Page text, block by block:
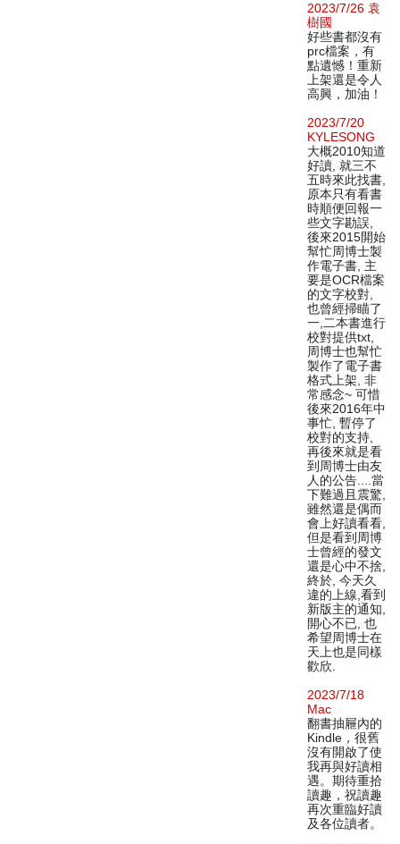
2023/7/26 袁
樹國
好些書都沒有
prc檔案，有
點遺憾！重新
上架還是令人
高興，加油！
2023/7/20
KYLESONG
大概2010知道
好讀, 就三不
五時來此找書,
原本只有看書
時順便回報一
些文字勘誤,
後來2015開始
幫忙周博士製
作電子書, 主
要是OCR檔案
的文字校對,
也曾經掃瞄了
一,二本書進行
校對提供txt,
周博士也幫忙
製作了電子書
格式上架, 非
常感念~ 可惜
後來2016年中
事忙, 暫停了
校對的支持,
再後來就是看
到周博士由友
人的公告....當
下難過且震驚,
雖然還是偶而
會上好讀看看,
但是看到周博
士曾經的發文
還是心中不捨,
終於, 今天久
違的上線,看到
新版主的通知,
開心不已, 也
希望周博士在
天上也是同樣
歡欣.
2023/7/18
Mac
翻書抽屜內的
Kindle，很舊
沒有開啟了使
我再與好讀相
遇。期待重拾
讀趣，祝讀趣
再次重臨好讀
及各位讀者。